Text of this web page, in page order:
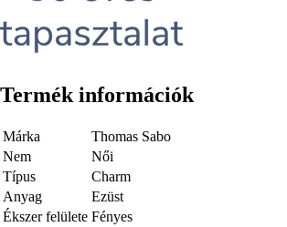
Termék információk
Márka
Thomas Sabo
Nem
Női
Típus
Charm
Anyag
Ezüst
Ékszer felülete Fényes